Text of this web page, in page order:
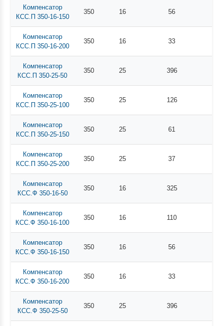
Компенсатор
КСС.П 350-16-150
350 16 56
Компенсатор
КСС.П 350-16-200
350 16 33
Компенсатор
КСС.П 350-25-50
350 25 396
Компенсатор
КСС.П 350-25-100
350 25 126
Компенсатор
КСС.П 350-25-150
350 25 61
Компенсатор
КСС.П 350-25-200
350 25 37
Компенсатор
КСС.Ф 350-16-50
350 16 325
Компенсатор
КСС.Ф 350-16-100
350 16 110
Компенсатор
КСС.Ф 350-16-150
350 16 56
Компенсатор
КСС.Ф 350-16-200
350 16 33
Компенсатор
КСС.Ф 350-25-50
350 25 396